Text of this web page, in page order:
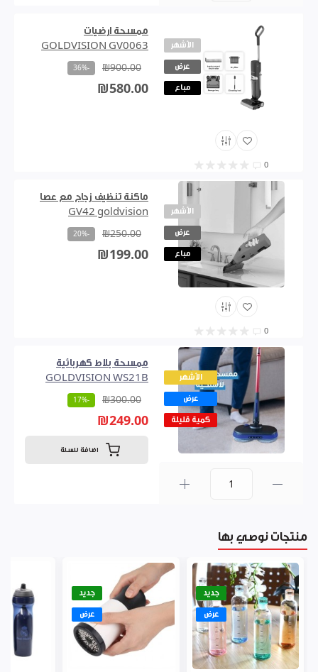
الأشهر
عرض
مباع
0
ممسحة ارضيات
GOLDVISION GV0063
₪900.00
-36%
₪580.00
الأشهر
عرض
مباع
0
ماكنة تنظيف زجاج مع عصا
GV42 goldvision
₪250.00
-20%
₪199.00
الأشهر
عرض
كمية قليلة
ممسحة بلاط كهربائية
GOLDVISION WS21B
₪300.00
-17%
₪249.00
اضافة للسلة
منتجات نوصي بها
جديد
عرض
جديد
عرض